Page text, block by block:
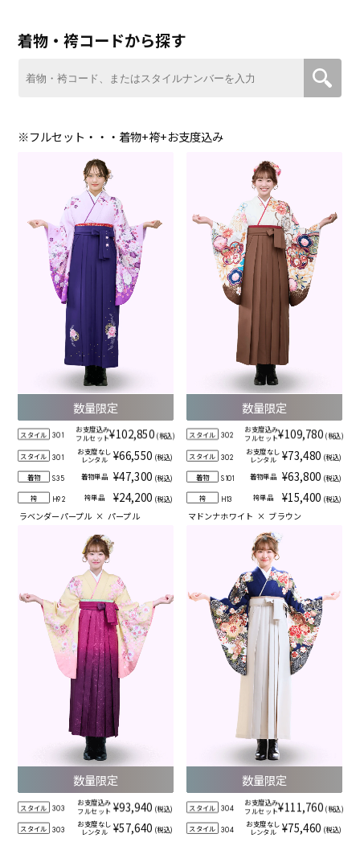
着物・袴コードから探す
※フルセット・・・着物+袴+お支度込み
数量限定
スタイル 301
お支度込み
フルセット¥102,850 (税込)
スタイル 301
お支度なし
レンタル
¥66,550 (税込)
着物 S35 着物単品 ¥47,300 (税込)
袴 H92 袴単品 ¥24,200 (税込)
ラベンダーパープル × パープル
数量限定
スタイル 302
お支度込み
フルセット¥109,780 (税込)
スタイル 302
お支度なし
レンタル ¥73,480 (税込)
着物 S101 着物単品 ¥63,800 (税込)
袴 H13 袴単品 ¥15,400 (税込)
マドンナホワイト × ブラウン
数量限定
スタイル 303
お支度込み
フルセット ¥93,940 (税込)
スタイル 303
お支度なし
レンタル
¥57,640 (税込)
数量限定
スタイル 304
お支度込み
フルセット¥111,760 (税込)
スタイル 304
お支度なし
レンタル ¥75,460 (税込)